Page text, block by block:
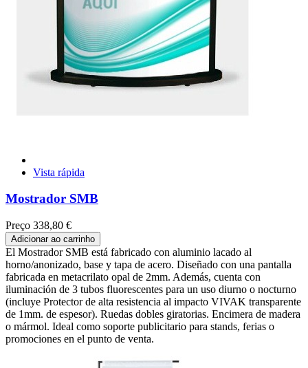
Vista rápida
Mostrador SMB
Preço 338,80 €
Adicionar ao carrinho
El Mostrador SMB está fabricado con aluminio lacado al
horno/anonizado, base y tapa de acero. Diseñado con una pantalla
fabricada en metacrilato opal de 2mm. Además, cuenta con
iluminación de 3 tubos fluorescentes para un uso diurno o nocturno
(incluye Protector de alta resistencia al impacto VIVAK transparente
de 1mm. de espesor). Ruedas dobles giratorias. Encimera de madera
o mármol. Ideal como soporte publicitario para stands, ferias o
promociones en el punto de venta.